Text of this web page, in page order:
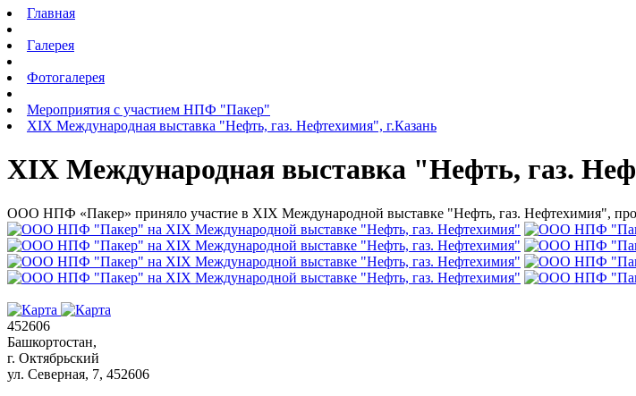
Главная
Галерея
Фотогалерея
Мероприятия с участием НПФ "Пакер"
XIХ Международная выставка "Нефть, газ. Нефтехимия", г.Казань
XIХ Международная выставка "Нефть, газ.
ООО НПФ «Пакер» приняло участие в XIХ Международной выставке "Нефть, газ. Нефтехимия",
452606
Башкортостан,
г. Октябрьский
ул. Северная, 7, 452606